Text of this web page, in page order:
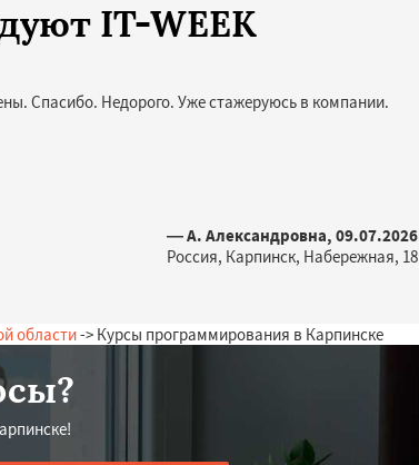
IT-WEEK
Спасибо. Недорого. Уже стажеруюсь в компании.
— А. Александровна, 09.07.2026
Россия, Карпинск, Набережная, 18
области-> Курсы программирования в Карпинске